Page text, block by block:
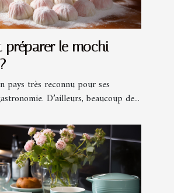
préparer le mochi
pays très reconnu pour ses
D’ailleurs, beaucoup de...